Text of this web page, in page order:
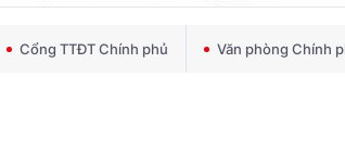
Cổng TTĐT Chính phủ Văn phòng Chính